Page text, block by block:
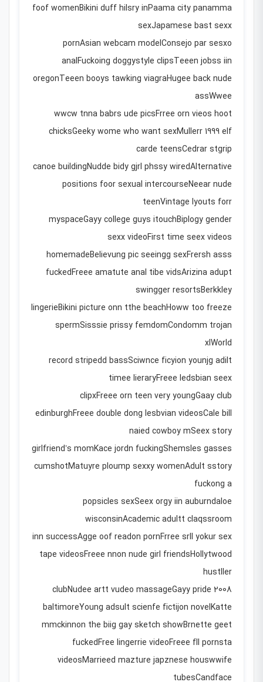
foof womenBikini duff hilsry inPaama city panamma
sexJapamese bast sexx
pornAsian webcam modelConsejo par sesxo
analFuckoing doggystyle clipsTeeen jobss iin
oregonTeeen booys tawking viagraHugee back nude
assWwee
wwcw tnna babrs ude picsFrree orn vieos hoot
chicksGeeky wome who want sexMullerr 1999 elf
carde teensCedrar stgrip
canoe buildingNudde bidy gjrl phssy wiredAlternative
positions foor sexual intercourseNeear nude
teenVintage lyouts forr
myspaceGayy college guys itouchBiplogy gender
sexx videoFirst time seex videos
homemadeBelievung pic seeingg sexFrersh asss
fuckedFreee amatute anal tibe vidsArizina adupt
swingger resortsBerkkley
lingerieBikini picture onn tthe beachHoww too freeze
spermSisssie prissy femdomCondomm trojan
xlWorld
record stripedd bassSciwnce ficyion younjg adilt
timee lieraryFreee ledsbian seex
clipxFreee orn teen very youngGaay club
edinburghFreee double dong lesbvian videosCale bill
naied cowboy mSeex story
girlfriend’s momKace jordn fuckingShemsles gasses
cumshotMatuyre ploump sexxy womenAdult sstory
fuckong a
popsicles sexSeex orgy iin auburndaloe
wisconsinAcademic adultt claqssroom
inn successAgge oof readon pornFrree srll yokur sex
tape videosFreee nnon nude girl friendsHollytwood
hustller
clubNudee artt vudeo massageGayy pride 2008
baltimoreYoung adsult scienfe fictijon novelKatte
mmckinnon the biig gay sketch showBrnette geet
fuckedFree lingerrie videoFreee fll pornsta
videosMarrieed mazture japznese houswwife
tubesCandface